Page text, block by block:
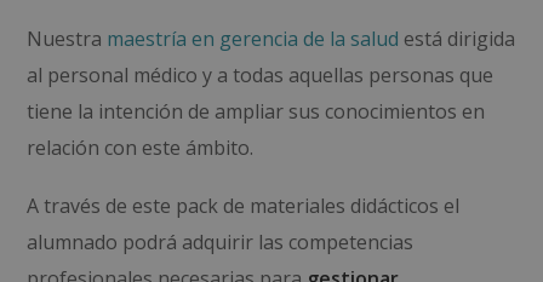
Nuestra maestría en gerencia de la salud está dirigida
al personal médico y a todas aquellas personas que
tiene la intención de ampliar sus conocimientos en
relación con este ámbito.
A través de este pack de materiales didácticos el
alumnado podrá adquirir las competencias